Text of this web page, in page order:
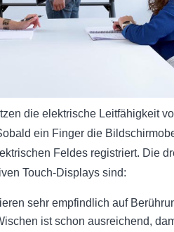
die elektrische Leitfähigkeit
ein Finger die
Feldes registriert. Die
Touch-Displays sind:
sehr empfindlich auf
ist schon ausreichend,